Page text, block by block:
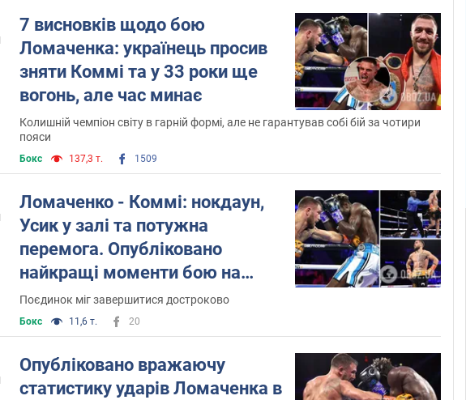
7 висновків щодо бою
Ломаченка: українець просив
зняти Коммі та у 33 роки ще
вогонь, але час минає
Колишній чемпіон світу в гарній формі, але не гарантував собі бій за чотири
пояси
Бокс 137,3 т. 1509
Ломаченко - Коммі: нокдаун,
Усик у залі та потужна
перемога. Опубліковано
найкращі моменти бою на
відео
Поєдинок міг завершитися достроково
Бокс 11,6 т. 20
Опубліковано вражаючу
статистику ударів Ломаченка в